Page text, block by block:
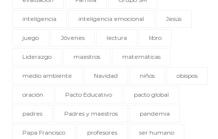
inteligencia inteligencia emocional Jesús
juego Jóvenes lectura libro
Liderazgo maestros matemáticas
medio ambiente Navidad niños obispos
oración Pacto Educativo pacto global
padres Padres y maestros pandemia
Papa Francisco profesores ser humano